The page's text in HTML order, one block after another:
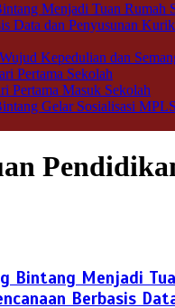
Menjadi Tuan Rumah
Data dan Penyusunan
Kepedulian dan
Pertama Sekolah
Pertama Masuk Sekolah
Gelar Sosialisasi
Bintang Menjadi
Berbasis